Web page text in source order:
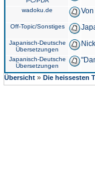
wadoku.de
Off-Topic/Sonstiges
Japanisch-Deutsche
Übersetzungen
Japanisch-Deutsche
Übersetzungen
Übersicht » Die heissesten